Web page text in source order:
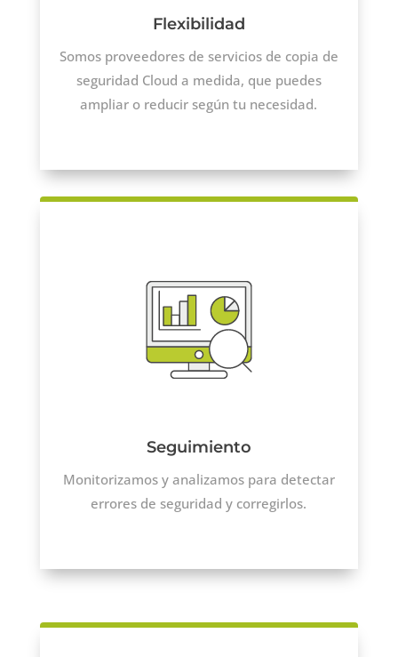
Flexibilidad
Somos proveedores de servicios de copia de
seguridad Cloud a medida, que puedes
ampliar o reducir según tu necesidad.
Seguimiento
Monitorizamos y analizamos para detectar
errores de seguridad y corregirlos.